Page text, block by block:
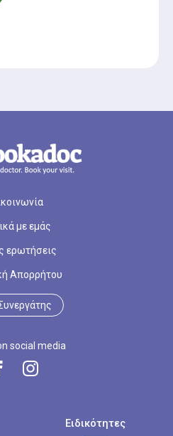
με εμάς
ερωτήσεις
Απορρήτου
social media
Ειδικότητες